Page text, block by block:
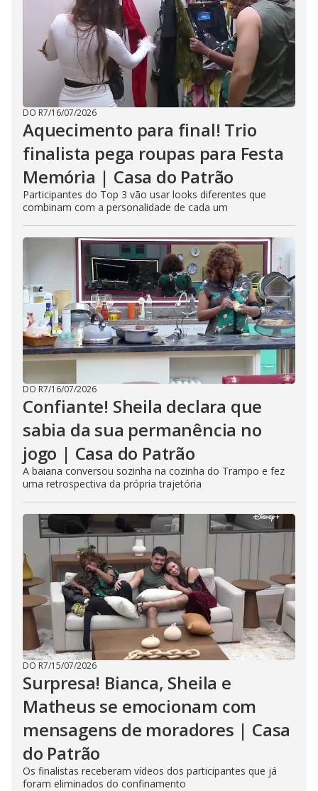
DO R7/16/07/2026
Aquecimento para final! Trio
finalista pega roupas para Festa
Memória | Casa do Patrão
Participantes do Top 3 vão usar looks diferentes que
combinam com a personalidade de cada um
DO R7/16/07/2026
Confiante! Sheila declara que
sabia da sua permanência no
jogo | Casa do Patrão
A baiana conversou sozinha na cozinha do Trampo e fez
uma retrospectiva da própria trajetória
DO R7/15/07/2026
Surpresa! Bianca, Sheila e
Matheus se emocionam com
mensagens de moradores | Casa
do Patrão
Os finalistas receberam vídeos dos participantes que já
foram eliminados do confinamento